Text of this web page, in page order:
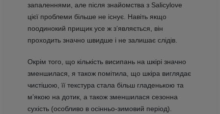
запаленнями, але після знайомства з Salicylove
цієї проблеми більше не існує. Навіть якщо
поодинокий прищик усе ж зʼявляється, він
проходить значно швидше і не залишає слідів.
Окрім того, що кількість висипань на шкірі значно
зменшилася, я також помітила, що шкіра виглядає
чистішою, її текстура стала більш гладенькою та
мʼякою на дотик, а також зменшилася сезонна
сухість (особливо в осінньо-зимовий період).